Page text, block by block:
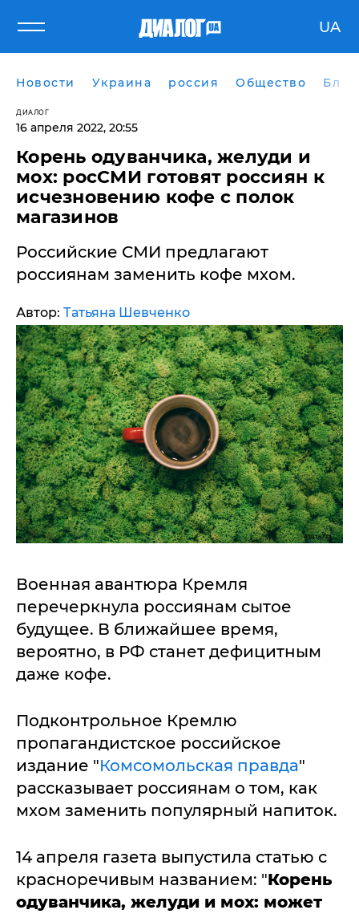
UA
Новости Украина россия Общество
ДИАЛОГ
16 апреля 2022, 20:55
​Корень одуванчика, желуди и
мох: росСМИ готовят россиян к
исчезновению кофе с полок
магазинов
Российские СМИ предлагают
россиянам заменить кофе мхом.
Автор: Татьяна Шевченко
Военная авантюра Кремля
перечеркнула россиянам сытое
будущее. В ближайшее время,
вероятно, в РФ станет дефицитным
даже кофе.
Подконтрольное Кремлю
пропагандистское российское
издание "Комсомольская правда"
рассказывает россиянам о том, как
мхом заменить популярный напиток.
14 апреля газета выпустила статью с
красноречивым названием: "Корень
одуванчика, желуди и мох: может